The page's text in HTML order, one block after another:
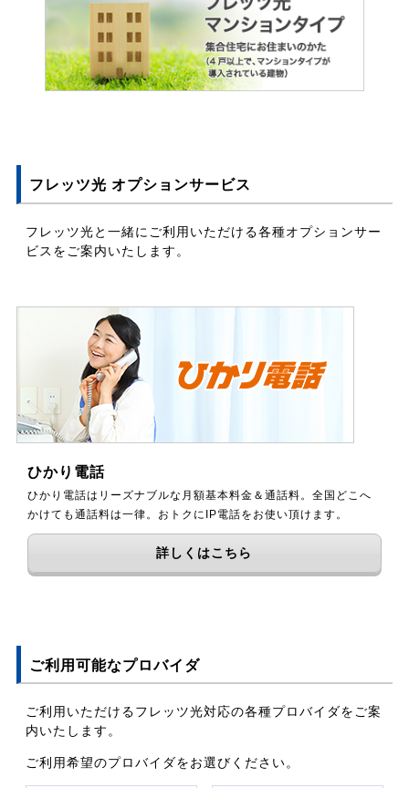
フレッツ光 オプションサービス
フレッツ光と一緒にご利用いただける各種オプションサー
ビスをご案内いたします。
ひかり電話
ひかり電話はリーズナブルな月額基本料金＆通話料。全国どこへ
かけても通話料は一律。おトクにIP電話をお使い頂けます。
詳しくはこちら
ご利用可能なプロバイダ
ご利用いただけるフレッツ光対応の各種プロバイダをご案
内いたします。
ご利用希望のプロバイダをお選びください。